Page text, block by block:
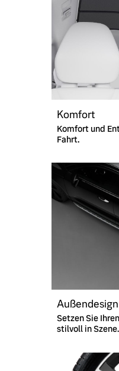
Komfort
Komfort und
Fahrt.
Außendesign
Setzen Sie
stilvoll in Szene.